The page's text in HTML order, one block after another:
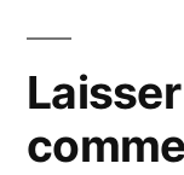
l’article